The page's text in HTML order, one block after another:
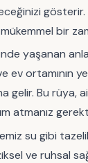
bir
yaşanan
ev ortamının
gelir. Bu rüya,
atmanız
su gibi
ve ruhsal